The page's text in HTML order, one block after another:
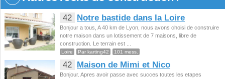
42 Notre bastide dans la Loire
Bonjour a tous, A 40 km de Lyon, nous avons choisi de construire
notre maison dans un lotissement de 7 maisons, libre de
construction. Le terrain est ...
Loire Par karting42 101 mess.
42 Maison de Mimi et Nico
Bonjour. Apres avoir passe avec succes toutes les etapes